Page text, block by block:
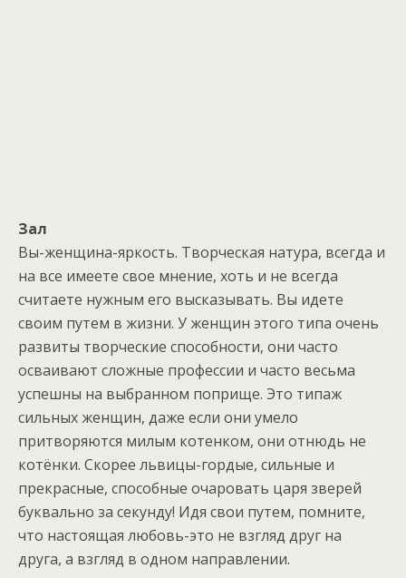
Зал
Вы-женщина-яркость. Творческая натура, всегда и
на все имеете свое мнение, хоть и не всегда
считаете нужным его высказывать. Вы идете
своим путем в жизни. У женщин этого типа очень
развиты творческие способности, они часто
осваивают сложные профессии и часто весьма
успешны на выбранном поприще. Это типаж
сильных женщин, даже если они умело
притворяются милым котенком, они отнюдь не
котёнки. Скорее львицы-гордые, сильные и
прекрасные, способные очаровать царя зверей
буквально за секунду! Идя свои путем, помните,
что настоящая любовь-это не взгляд друг на
друга, а взгляд в одном направлении.